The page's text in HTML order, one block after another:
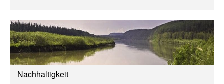
Nachhaltigkeit